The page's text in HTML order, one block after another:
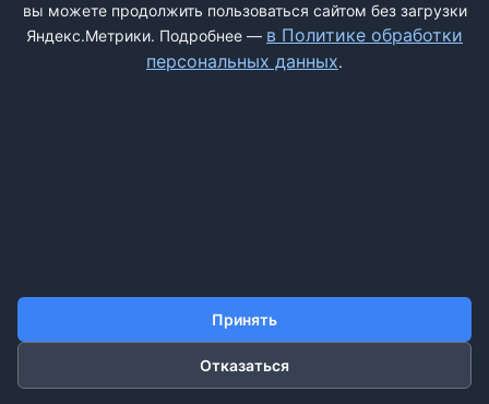
ДОБАВИТЬ ЖАЛОБУ
КОНТАКТЫ
вы можете продолжить пользоваться сайтом без загрузки
Яндекс.Метрики. Подробнее — в Политике обработки
персональных данных.
Принять
Отказаться